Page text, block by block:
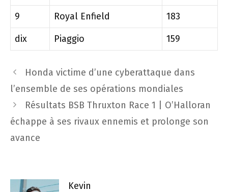
9
Royal Enfield
183
dix
Piaggio 159
Navigation
des
articles
Honda victime d’une cyberattaque dans
l’ensemble de ses opérations mondiales
Résultats BSB Thruxton Race 1 | O’Halloran
échappe à ses rivaux ennemis et prolonge son
avance
Kevin